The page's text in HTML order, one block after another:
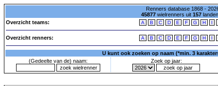
Renners database 1868 -
45877wielrenners uit 157
Overzicht teams:
A B C D E F G H I
Overzicht renners: A B C D E F G H I
U kunt ook zoeken op naam (*min. 3
(Gedeelte van de) naam:
Zoek op jaar: